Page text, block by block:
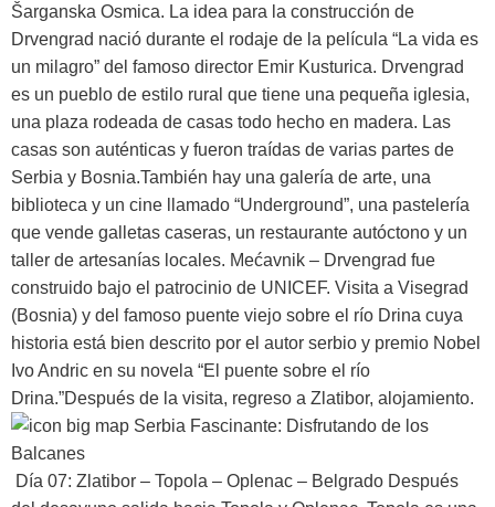
Šarganska Osmica. La idea para la construcción de
Drvengrad nació durante el rodaje de la película “La vida es
un milagro” del famoso director Emir Kusturica. Drvengrad
es un pueblo de estilo rural que tiene una pequeña iglesia,
una plaza rodeada de casas todo hecho en madera. Las
casas son auténticas y fueron traídas de varias partes de
Serbia y Bosnia.También hay una galería de arte, una
biblioteca y un cine llamado “Underground”, una pastelería
que vende galletas caseras, un restaurante autóctono y un
taller de artesanías locales. Mećavnik – Drvengrad fue
construido bajo el patrocinio de UNICEF. Visita a Visegrad
(Bosnia) y del famoso puente viejo sobre el río Drina cuya
historia está bien descrito por el autor serbio y premio Nobel
Ivo Andric en su novela “El puente sobre el río
Drina.”Después de la visita, regreso a Zlatibor, alojamiento.
Día 07: Zlatibor – Topola – Oplenac – Belgrado Después